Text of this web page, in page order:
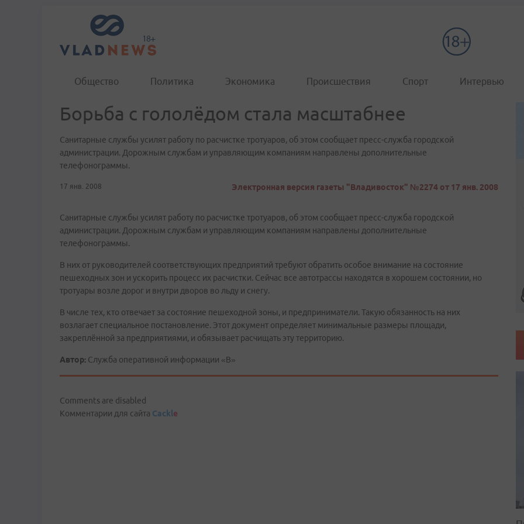
Общество Политика Экономика Происшествия Спорт Интервью
Борьба с гололёдом стала масштабнее
Санитарные службы усилят работу по расчистке тротуаров, об этом сообщает пресс-служба городской
администрации. Дорожным службам и управляющим компаниям направлены дополнительные
телефонограммы.
17 янв. 2008 Электронная версия газеты "Владивосток" №2274 от 17 янв. 2008
Санитарные службы усилят работу по расчистке тротуаров, об этом сообщает пресс-служба городской
администрации. Дорожным службам и управляющим компаниям направлены дополнительные
телефонограммы.
В них от руководителей соответствующих предприятий требуют обратить особое внимание на состояние
пешеходных зон и ускорить процесс их расчистки. Сейчас все автотрассы находятся в хорошем состоянии, но
тротуары возле дорог и внутри дворов во льду и снегу.
В числе тех, кто отвечает за состояние пешеходной зоны, и предприниматели. Такую обязанность на них
возлагает специальное постановление. Этот документ определяет минимальные размеры площади,
закреплённой за предприятиями, и обязывает расчищать эту территорию.
Автор: Служба оперативной информации «В»
Comments are disabled
Комментарии для сайта Cackle